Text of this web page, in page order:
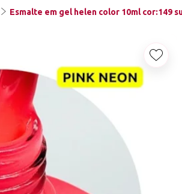
Esmalte em gel helen color 10ml cor:149